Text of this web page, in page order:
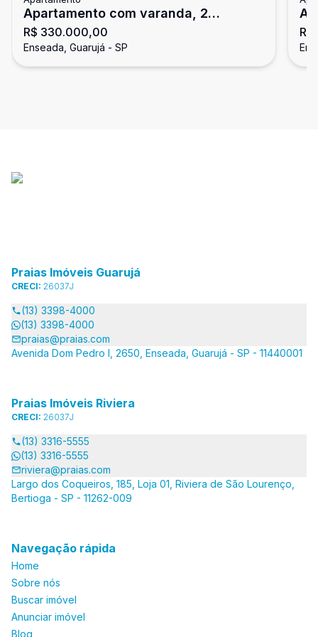
Apartamento com varanda, 2
dormitórios, Enseada, Guarujá
R$ 330.000,00
Enseada, Guarujá - SP
Praias Imóveis Guarujá
CRECI: 26037J
(13) 3398-4000
(13) 3398-4000
praias@praias.com
Avenida Dom Pedro I, 2650, Enseada, Guarujá - SP - 11440001
Praias Imóveis Riviera
CRECI: 26037J
(13) 3316-5555
(13) 3316-5555
riviera@praias.com
Largo dos Coqueiros, 185, Loja 01, Riviera de São Lourenço,
Bertioga - SP - 11262-009
Navegação rápida
Home
Sobre nós
Buscar imóvel
Anunciar imóvel
Blog